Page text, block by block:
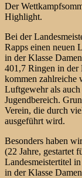
Der
Highlight.
Bei der
Rapps einen neuen
in der Klasse
401,7 Ringen in der
kommen zahlreiche
Luftgewehr als
Jugendbereich.
Verein, die durch
ausgeführt wird.
Besonders haben
(22 Jahre, gestartet
Landesmeistertitel
in der Klasse